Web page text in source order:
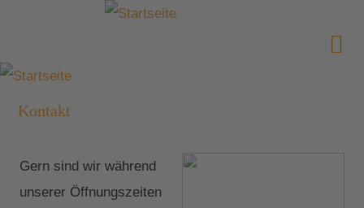
Kontakt
Gern sind wir während
unserer Öffnungszeiten